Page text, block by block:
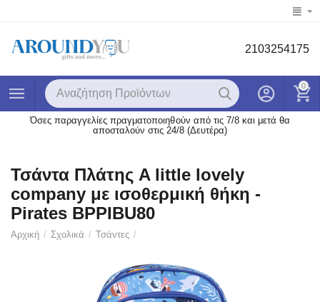
2103254175
0
Όσες παραγγελίες πραγματοποιηθούν από τις 7/8 και μετά θα
αποσταλούν στις 24/8 (Δευτέρα)
Τσάντα Πλάτης A little lovely
company με ισοθερμική θήκη -
Pirates BPPIBU80
Αρχική / Σχολικά / Τσάντες /